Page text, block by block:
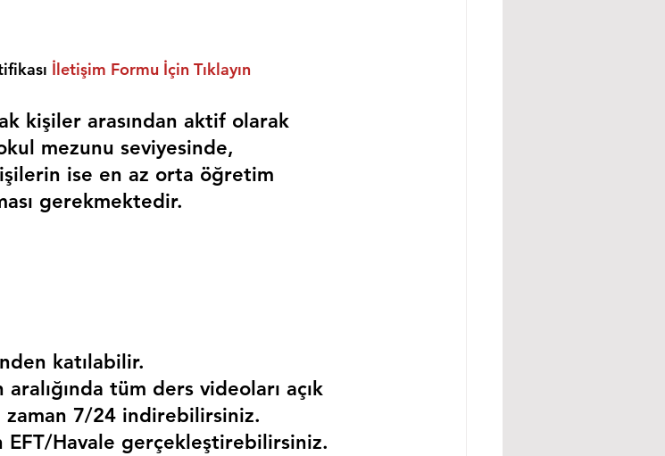
İletişim Formu İçin Tıklayın
kişiler arasından aktif olarak
mezunu seviyesinde,
ise en az orta öğretim
gerekmektedir.
katılabilir.
tüm ders videoları açık
7/24 indirebilirsiniz.
EFT/Havale gerçekleştirebilirsiniz.